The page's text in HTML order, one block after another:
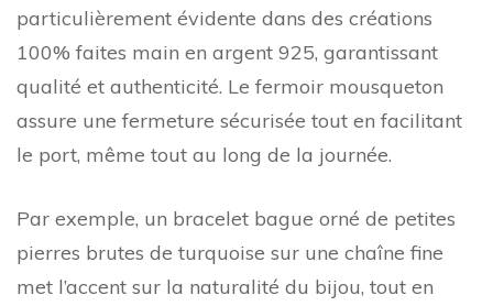
particulièrement évidente dans des créations
100% faites main en argent 925, garantissant
qualité et authenticité. Le fermoir mousqueton
assure une fermeture sécurisée tout en facilitant
le port, même tout au long de la journée.
Par exemple, un bracelet bague orné de petites
pierres brutes de turquoise sur une chaîne fine
met l’accent sur la naturalité du bijou, tout en